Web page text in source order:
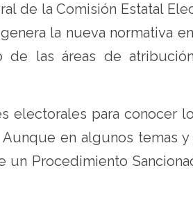
de la Comisión Estatal
la nueva normativa
de las áreas de
electorales para conocer
en algunos temas y
Procedimiento